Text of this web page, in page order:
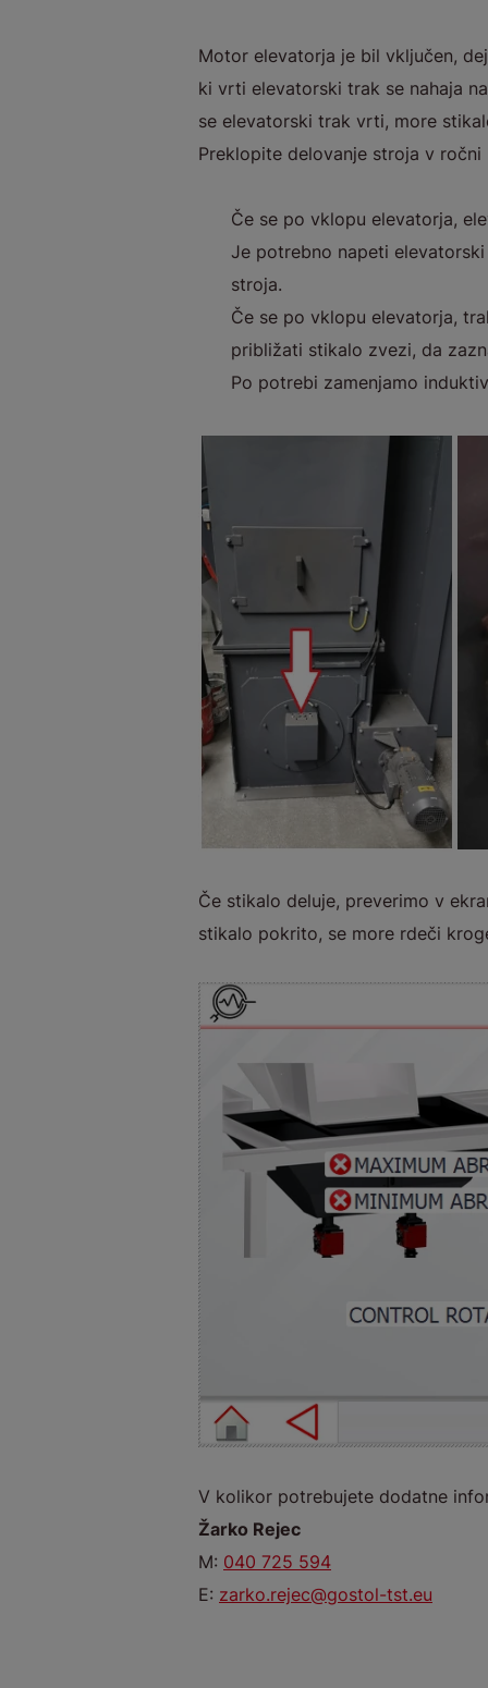
Motor elevatorja je bil vključen,
ki vrti elevatorski trak se nahaja
se elevatorski trak vrti, more
Preklopite delovanje stroja v
Če se po vklopu elevatorja,
Je potrebno napeti
stroja.
Če se po vklopu elevatorja,
približati stikalo zvezi, da
Po potrebi zamenjamo
Če stikalo deluje, preverimo v
stikalo pokrito, se more rdeči
V kolikor potrebujete dodatne
Žarko Rejec
M: 040 725 594
E: zarko.rejec@gostol-tst.eu